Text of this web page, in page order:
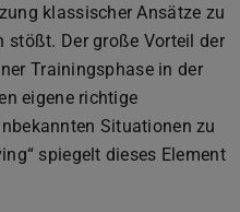
klassischer Ansätze zu
stößt. Der große Vorteil der
Trainingsphase in der
eigene richtige
Situationen zu
spiegelt dieses Element